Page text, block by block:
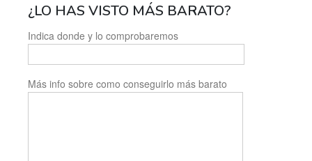
¿LO HAS VISTO MÁS BARATO?
Indica donde y lo comprobaremos
Más info sobre como conseguirlo más barato